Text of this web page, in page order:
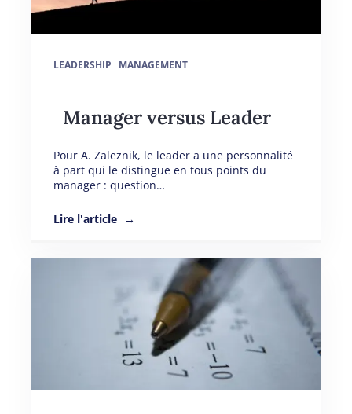
LEADERSHIP MANAGEMENT
Manager versus Leader
Pour A. Zaleznik, le leader a une personnalité
à part qui le distingue en tous points du
manager : question…
Lire l'article